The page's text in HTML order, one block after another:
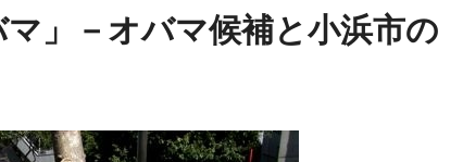
」－オバマ候補と小浜市の